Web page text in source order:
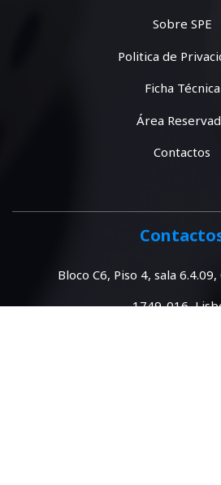
Sobre SPE
Politica de
Ficha Técnica
Área
Contactos
Bloco C6, Piso 4, sala
1749-016